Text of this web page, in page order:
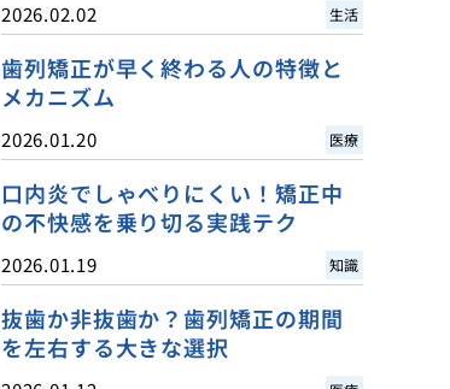
2026.02.02 生活
歯列矯正が早く終わる人の特徴と
メカニズム
2026.01.20 医療
口内炎でしゃべりにくい！矯正中
の不快感を乗り切る実践テク
2026.01.19 知識
抜歯か非抜歯か？歯列矯正の期間
を左右する大きな選択